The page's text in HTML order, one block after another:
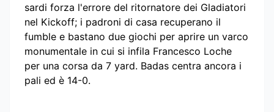
sardi forza l'errore del ritornatore dei Gladiatori
nel Kickoff; i padroni di casa recuperano il
fumble e bastano due giochi per aprire un varco
monumentale in cui si infila Francesco Loche
per una corsa da 7 yard. Badas centra ancora i
pali ed è 14-0.